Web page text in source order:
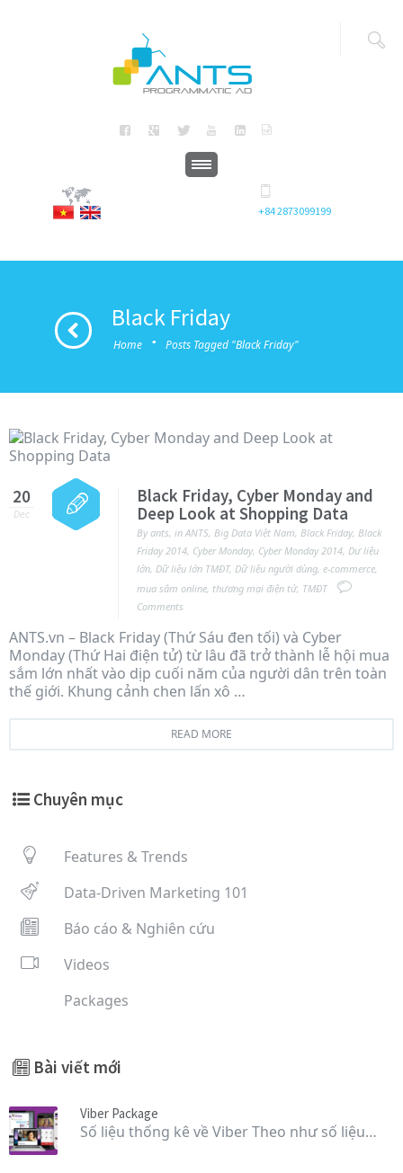
+84 2873099199
Black Friday
Home · Posts Tagged "Black Friday"
20
Dec
Black Friday, Cyber Monday and
Deep Look at Shopping Data
Byants, inANTS, Big Data Việt Nam, Black Friday, Black
Friday 2014, Cyber Monday, Cyber Monday 2014, Dư liệu
lớn, Dữ liệu lớn TMĐT, Dữ liệu người dùng, e-commerce,
mua sắm online, thương mại điện tử, TMĐT
Comments
ANTS.vn – Black Friday (Thứ Sáu đen tối) và Cyber
Monday (Thứ Hai điện tử) từ lâu đã trở thành lễ hội mua
sắm lớn nhất vào dịp cuối năm của người dân trên toàn
thế giới. Khung cảnh chen lấn xô …
READ MORE
Chuyên mục
Features & Trends
Data-Driven Marketing 101
Báo cáo & Nghiên cứu
Videos
Packages
Bài viết mới
Viber Package
Số liệu thống kê về Viber Theo như số liệu…